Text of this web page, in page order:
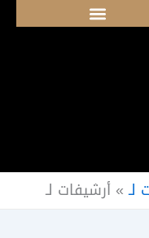
لـ» أرشيفات لـ